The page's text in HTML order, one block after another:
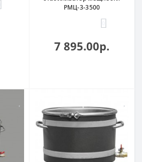
РМЦ-3-3500
7 895.00р.